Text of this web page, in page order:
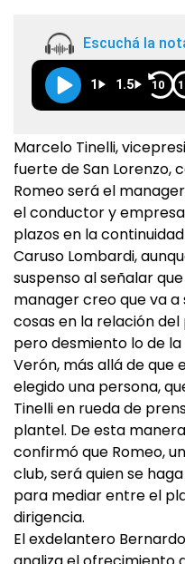
Escuchá la
1 1.5 10
Marcelo Tinelli,
fuerte de San Lorenzo,
Romeo será el
el conductor y
plazos en la
Caruso Lombardi,
suspenso al señalar que
manager creo que va
cosas en la relación
pero desmiento lo de
Verón, más allá de que
elegido una persona,
Tinelli en rueda de
plantel. De esta
confirmó que Romeo,
club, será quien se
para mediar entre el
dirigencia.
El exdelantero